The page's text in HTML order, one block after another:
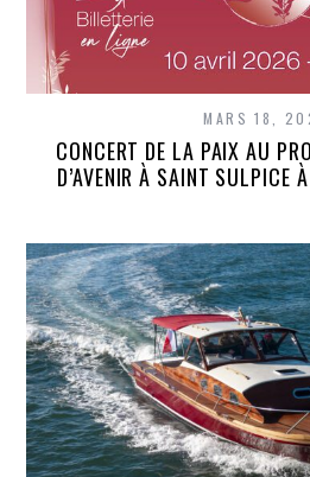
MARS 18,
CONCERT DE LA PAIX AU
D’AVENIR À SAINT SULPICE